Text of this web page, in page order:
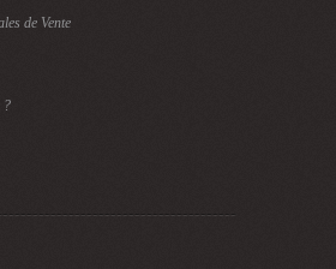
de Vente
?